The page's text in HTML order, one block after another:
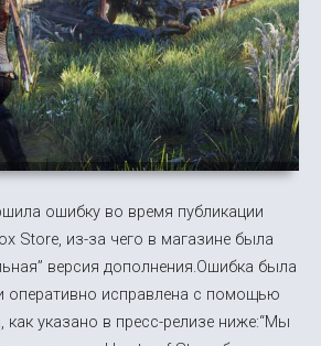
ошибку во время публикации
Store, из-за чего в магазине была
версия дополнения.Ошибка была
оперативно исправлена с помощью
как указано в пресс-релизе ниже:“Мы